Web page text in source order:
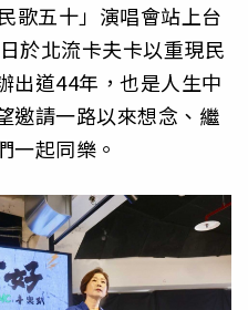
歌五十」演唱會站上台
於北流卡夫卡以重現民
出道44年，也是人生中
邀請一路以來想念、繼
一起同樂。